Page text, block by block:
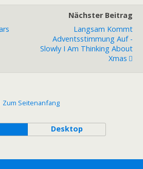
Nächster Beitrag
Langsam Kommt
Adventsstimmung Auf -
Slowly I Am Thinking About
Xmas
Zum Seitenanfang
Desktop